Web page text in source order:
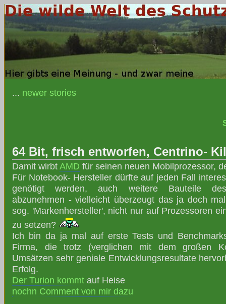
... newer stories
64 Bit, frisch entworfen, Centrino-
Damit wirbtAMD für seinen neuen Mobilprozessor,
Für Notebook- Hersteller dürfte auf jeden Fall
genötigt werden, auch weitere Bauteile des
abzunehmen - vielleicht überzeugt das ja doch
sog. 'Markenhersteller', nicht nur auf Prozessoren
zu setzen?
Ich bin da ja mal auf erste Tests und
Firma, die trotz (verglichen mit dem großen
Umsätzen sehr geniale Entwicklungsresultate
Erfolg.
Der Turion kommt auf Heise
nochn Comment von mir dazu